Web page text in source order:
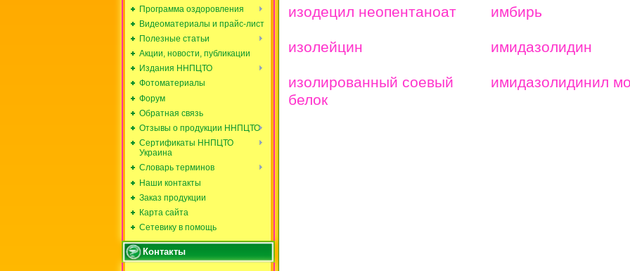
Программа оздоровления
Видеоматериалы и прайс-лист
Полезные статьи
Акции, новости, публикации
Издания ННПЦТО
Фотоматериалы
Форум
Обратная связь
Отзывы о продукции ННПЦТО
Сертификаты ННПЦТО
Украина
Словарь терминов
Наши контакты
Заказ продукции
Карта сайта
Сетевику в помощь
Контакты
изодецил неопентаноат
изолейцин
изолированный соевый
белок
имбирь
имидазолидин
имидазолидинил